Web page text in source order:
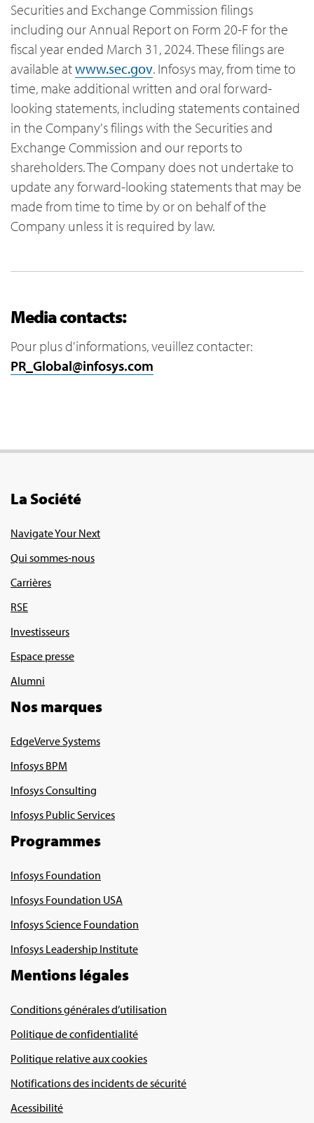
Securities and Exchange Commission filings
including our Annual Report on Form 20-F for the
fiscal year ended March 31, 2024. These filings are
available atwww.sec.gov. Infosys may, from time to
time, make additional written and oral forward-
looking statements, including statements contained
in the Company's filings with the Securities and
Exchange Commission and our reports to
shareholders. The Company does not undertake to
update any forward-looking statements that may be
made from time to time by or on behalf of the
Company unless it is required by law.
Media contacts:
Pour plus d'informations, veuillez contacter:
PR_Global@infosys.com
La Société
Navigate Your Next
Qui sommes-nous
Carrières
RSE
Investisseurs
Espace presse
Alumni
Nos marques
EdgeVerve Systems
Infosys BPM
Infosys Consulting
Infosys Public Services
Programmes
Infosys Foundation
Infosys Foundation USA
Infosys Science Foundation
Infosys Leadership Institute
Mentions légales
Conditions générales d’utilisation
Politique de confidentialité
Politique relative aux cookies
Notifications des incidents de sécurité
Acessibilité